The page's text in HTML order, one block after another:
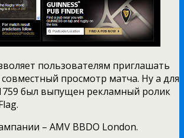
пользователям приглашать
просмотр матча. Ну а для
был выпущен рекламный ролик
– AMV BBDO London.